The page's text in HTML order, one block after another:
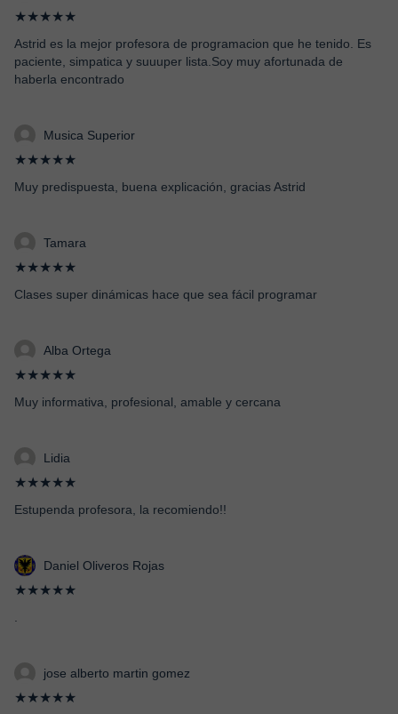
★★★★★
Astrid es la mejor profesora de programacion que he tenido. Es
paciente, simpatica y suuuper lista.Soy muy afortunada de
haberla encontrado
Musica Superior
★★★★★
Muy predispuesta, buena explicación, gracias Astrid
Tamara
★★★★★
Clases super dinámicas hace que sea fácil programar
Alba Ortega
★★★★★
Muy informativa, profesional, amable y cercana
Lidia
★★★★★
Estupenda profesora, la recomiendo!!
Daniel Oliveros Rojas
★★★★★
jose alberto martin gomez
★★★★★